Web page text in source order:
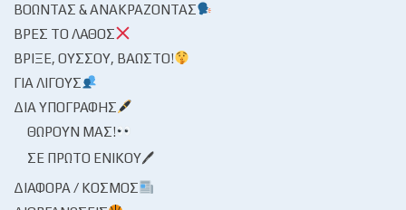
ΒΟΏΝΤΑΣ & ΑΝΑΚΡΆΖΟΝΤΑΣ
ΒΡΕΣ ΤΟ ΛΆΘΟΣ
ΒΡΊΞΕ, ΟΎΣΣΟΥ, ΒΆΩΣΤΟ!
ΓΙΑ ΛΊΓΟΥΣ
ΔΙΑ ΥΠΟΓΡΑΦΉΣ
ΘΩΡΟΎΝ ΜΑΣ!
ΣΕ ΠΡΏΤΟ ΕΝΙΚΟΎ🖊
ΔΙΆΦΟΡΑ / ΚΌΣΜΟΣ